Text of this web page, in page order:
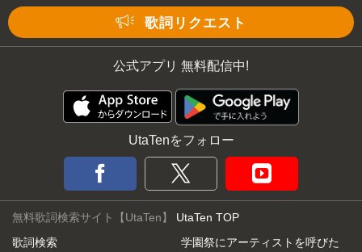
歌詞リクエスト
公式アプリ 無料配信中!
UtaTenをフォロー
無料歌詞検索サイト【UtaTen】 UtaTen TOP
歌詞検索
学園祭にアーティストを呼びた